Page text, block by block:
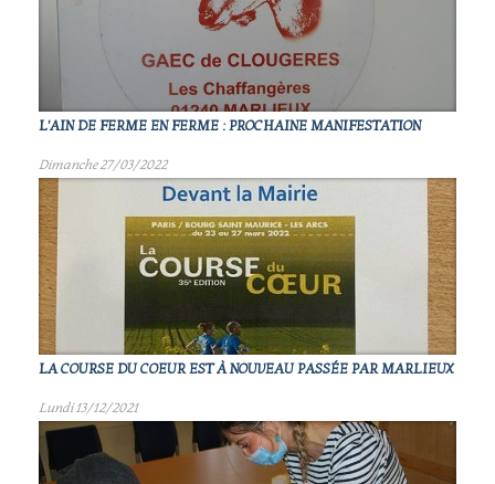
L'AIN DE FERME EN FERME : PROCHAINE MANIFESTATION
Dimanche 27/03/2022
LA COURSE DU COEUR EST À NOUVEAU PASSÉE PAR MARLIEUX
Lundi 13/12/2021